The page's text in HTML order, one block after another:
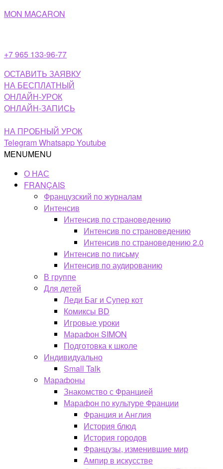
Перейти
MON MACARON
+7 965 133-96-77
ОСТАВИТЬ ЗАЯВКУ
НА БЕСПЛАТНЫЙ
ОНЛАЙН-УРОК
ОНЛАЙН-ЗАПИСЬ
НА ПРОБНЫЙ УРОК
TelegramWhatsappYoutube
MENUMENU
О НАС
FRANÇAIS
Французский по журналам
Интенсив
Интенсив по страноведению
Интенсив по страноведению
Интенсив по страноведению 2.0
Интенсив по письму
Интенсив по аудированию
В группе
Для детей
Леди Баг и Супер кот
Комиксы BD
Игровые уроки
Марафон SIMON
Подготовка к школе
Индивидуально
Small Talk
Марафоны
Знакомство с Францией
Марафон по культуре Франции
Франция и Англия
История блюд
История городов
Французы, изменившие мир
Ампир в искусстве